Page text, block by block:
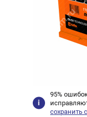
95%
сохранить